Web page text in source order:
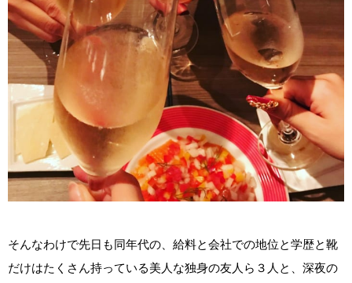
そんなわけで先日も同年代の、給料と会社での地位と学歴と靴
だけはたくさん持っている美人な独身の友人ら３人と、深夜の